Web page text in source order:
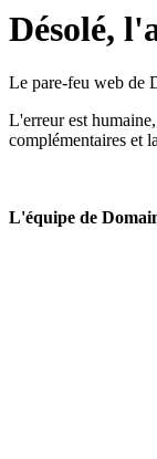
Désolé,
Le pare-feu web de
L'erreur est
complémentaires et
L'équipe de